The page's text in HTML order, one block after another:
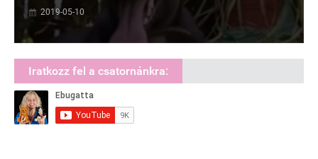
2019-05-10
Iratkozz fel a csatornánkra: